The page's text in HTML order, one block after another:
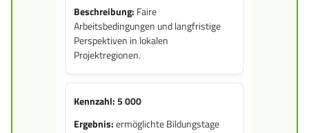
Faire
Arbeitsbedingungen und langfristige
Perspektiven in lokalen
Projektregionen.
5 000
ermöglichte Bildungstage